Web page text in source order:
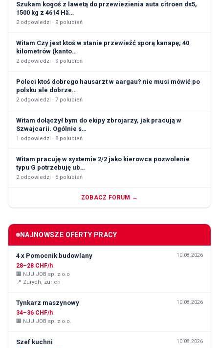
Szukam kogoś z lawetą do przewiezienia auta citroen ds5,
1500 kg z 4614 Hä…
2odpowiedzi · 9 polubień
Witam Czy jest ktoś w stanie przewieźć sporą kanapę; 40
kilometrów (kanto…
2odpowiedzi · 9 polubień
Poleci ktoś dobrego hausarzt w aargau? nie musi mówić po
polsku ale dobrze…
2odpowiedzi · 7 polubień
Witam dołączył bym do ekipy zbrojarzy, jak pracują w
Szwajcarii. Ogólnie s…
1 odpowiedzi · 8 polubień
Witam pracuję w systemie 2/2 jako kierowca pozwolenie
typu G potrzebuję ub…
2odpowiedzi · 6 polubień
ZOBACZ FORUM →
NAJNOWSZE OFERTY PRACY
4 x Pomocnik budowlany 10.08.2026
28–28 CHF/h
🏢 NJU JOB sp. z o.o
📍 Zurych, zurich
Tynkarz maszynowy 10.08.2026
34–36 CHF/h
🏢 NJU JOB sp. z o.o.
Szef kuchni 10.08.2026